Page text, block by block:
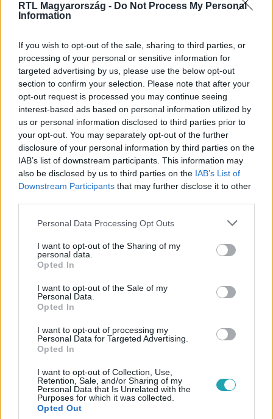
RTL Magyarország - Do Not Process My Personal
Information
If you wish to opt-out of the sale, sharing to third parties, or
processing of your personal or sensitive information for
targeted advertising by us, please use the below opt-out
section to confirm your selection. Please note that after your
opt-out request is processed you may continue seeing
interest-based ads based on personal information utilized by
us or personal information disclosed to third parties prior to
your opt-out. You may separately opt-out of the further
disclosure of your personal information by third parties on the
IAB’s list of downstream participants. This information may
also be disclosed by us to third parties on the IAB’s List of
Downstream Participants that may further disclose it to other
Please note that this website/app uses one or more Google
not limited to your visit or usage behaviour. You may click to
grant or deny consent to Google and its third-party tags to
use your data for below specified purposes in below Google
consent section.
Personal Data Processing Opt Outs
I want to opt-out of the Sharing of my
personal data.
Opted In
I want to opt-out of the Sale of my
Personal Data.
Opted In
I want to opt-out of processing my
Personal Data for Targeted Advertising.
Opted In
I want to opt-out of Collection, Use,
Retention, Sale, and/or Sharing of my
Personal Data that Is Unrelated with the
Purposes for which it was collected.
Opted Out
Kövess minket, és értesülj a friss hírekről a
Facebookon is!
Követem
VIDEÓ #KÜLFÖLD #KIJEV #ORBÁN VIKTOR
VOLODIMIR ZELENSZKIJ
UKRAJNA #OROSZ-UKRÁN HÁBORÚ TŰZSZÜNET
BÉKE